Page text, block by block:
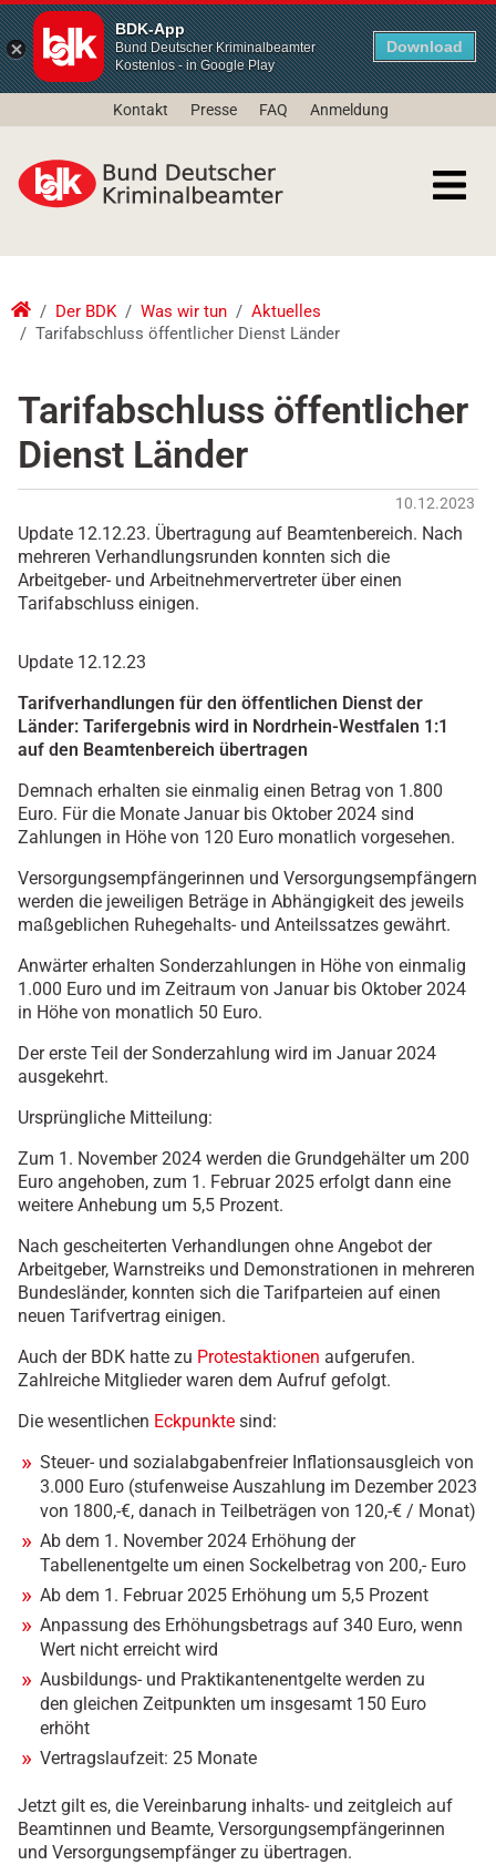
BDK-App
Bund Deutscher Kriminalbeamter
Kostenlos - in Google Play
Download
Kontakt Presse FAQ Anmeldung
Der BDK Was wir tun
Aktuelles
Tarifabschluss öffentlicher Dienst Länder
Tarifabschluss öffentlicher
Dienst Länder
10.12.2023
Update 12.12.23. Übertragung auf Beamtenbereich. Nach
mehreren Verhandlungsrunden konnten sich die
Arbeitgeber- und Arbeitnehmervertreter über einen
Tarifabschluss einigen.
Update 12.12.23
Tarifverhandlungen für den öffentlichen Dienst der
Länder: Tarifergebnis wird in Nordrhein-Westfalen 1:1
auf den Beamtenbereich übertragen
Demnach erhalten sie einmalig einen Betrag von 1.800
Euro. Für die Monate Januar bis Oktober 2024 sind
Zahlungen in Höhe von 120 Euro monatlich vorgesehen.
Versorgungsempfängerinnen und Versorgungsempfängern
werden die jeweiligen Beträge in Abhängigkeit des jeweils
maßgeblichen Ruhegehalts- und Anteilssatzes gewährt.
Anwärter erhalten Sonderzahlungen in Höhe von einmalig
1.000 Euro und im Zeitraum von Januar bis Oktober 2024
in Höhe von monatlich 50 Euro.
Der erste Teil der Sonderzahlung wird im Januar 2024
ausgekehrt.
Ursprüngliche Mitteilung:
Zum 1. November 2024 werden die Grundgehälter um 200
Euro angehoben, zum 1. Februar 2025 erfolgt dann eine
weitere Anhebung um 5,5 Prozent.
Nach gescheiterten Verhandlungen ohne Angebot der
Arbeitgeber, Warnstreiks und Demonstrationen in mehreren
Bundesländer, konnten sich die Tarifparteien auf einen
neuen Tarifvertrag einigen.
Auch der BDK hatte zu Protestaktionen aufgerufen.
Zahlreiche Mitglieder waren dem Aufruf gefolgt.
Die wesentlichen Eckpunkte sind:
Steuer- und sozialabgabenfreier Inflationsausgleich von
3.000 Euro (stufenweise Auszahlung im Dezember 2023
von 1800,-€, danach in Teilbeträgen von 120,-€ / Monat)
Ab dem 1. November 2024 Erhöhung der
Tabellenentgelte um einen Sockelbetrag von 200,- Euro
Ab dem 1. Februar 2025 Erhöhung um 5,5 Prozent
Anpassung des Erhöhungsbetrags auf 340 Euro, wenn
Wert nicht erreicht wird
Ausbildungs- und Praktikantenentgelte werden zu
den gleichen Zeitpunkten um insgesamt 150 Euro
erhöht
Vertragslaufzeit: 25 Monate
Jetzt gilt es, die Vereinbarung inhalts- und zeitgleich auf
Beamtinnen und Beamte, Versorgungsempfängerinnen
und Versorgungsempfänger zu übertragen.